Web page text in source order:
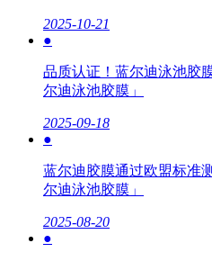
2025-10-21
●
品质认证！蓝尔迪泳池胶
尔迪泳池胶膜」
2025-09-18
●
蓝尔迪胶膜通过欧盟标准
尔迪泳池胶膜」
2025-08-20
●